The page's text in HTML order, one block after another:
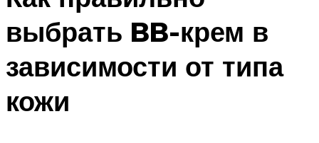
выбрать BB-крем в
зависимости от типа
кожи